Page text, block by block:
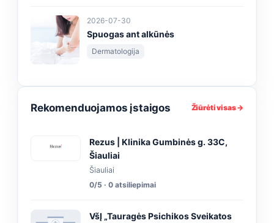
2026-07-30
Spuogas ant alkūnės
Dermatologija
Rekomenduojamos įstaigos Žiūrėti visas →
Rezus | Klinika Gumbinės g. 33C,
Šiauliai
Šiauliai
0/5 · 0 atsiliepimai
VšĮ „Tauragės Psichikos Sveikatos